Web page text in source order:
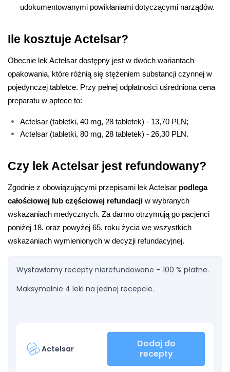
udokumentowanymi powikłaniami dotyczącymi narządów.
Ile kosztuje Actelsar?
Obecnie lek Actelsar dostępny jest w dwóch wariantach
opakowania, które różnią się stężeniem substancji czynnej w
pojedynczej tabletce. Przy pełnej odpłatności uśredniona cena
preparatu w aptece to:
Actelsar (tabletki, 40 mg, 28 tabletek) - 13,70 PLN;
Actelsar (tabletki, 80 mg, 28 tabletek) - 26,30 PLN.
Czy lek Actelsar jest refundowany?
Zgodnie z obowiązującymi przepisami lek Actelsar podlega
całościowej lub częściowej refundacji w wybranych
wskazaniach medycznych. Za darmo otrzymują go pacjenci
poniżej 18. oraz powyżej 65. roku życia we wszystkich
wskazaniach wymienionych w decyzji refundacyjnej.
Wystawiamy recepty nierefundowane – 100 % płatne.
Maksymalnie 4 leki na jednej recepcie.
Actelsar
Dodaj do
recepty